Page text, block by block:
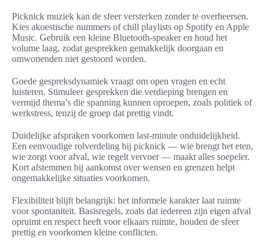
Picknick muziek kan de sfeer versterken zonder te overheersen.
Kies akoestische nummers of chill playlists op Spotify en Apple
Music. Gebruik een kleine Bluetooth-speaker en houd het
volume laag, zodat gesprekken gemakkelijk doorgaan en
omwonenden niet gestoord worden.
Goede gespreksdynamiek vraagt om open vragen en echt
luisteren. Stimuleer gesprekken die verdieping brengen en
vermijd thema’s die spanning kunnen oproepen, zoals politiek of
werkstress, tenzij de groep dat prettig vindt.
Duidelijke afspraken voorkomen last-minute onduidelijkheid.
Een eenvoudige rolverdeling bij picknick — wie brengt het eten,
wie zorgt voor afval, wie regelt vervoer — maakt alles soepeler.
Kort afstemmen bij aankomst over wensen en grenzen helpt
ongemakkelijke situaties voorkomen.
Flexibiliteit blijft belangrijk: het informele karakter laat ruimte
voor spontaniteit. Basisregels, zoals dat iedereen zijn eigen afval
opruimt en respect heeft voor elkaars ruimte, houden de sfeer
prettig en voorkomen kleine conflicten.